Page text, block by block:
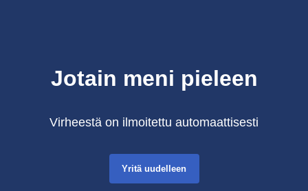
Jotain meni pieleen
Virheestä on ilmoitettu automaattisesti
Yritä uudelleen